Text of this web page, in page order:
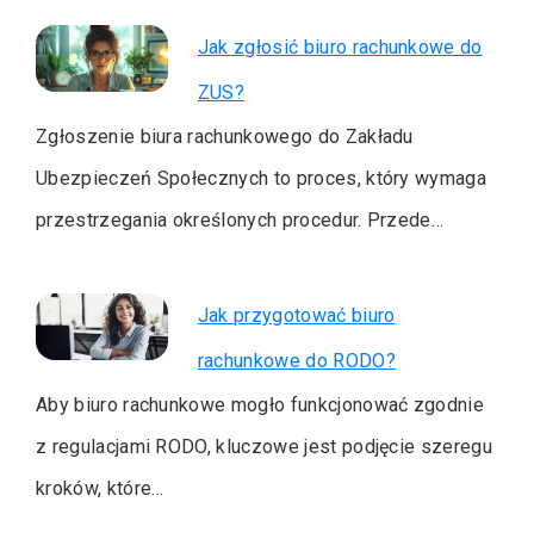
Jak zgłosić biuro rachunkowe do
ZUS?
Zgłoszenie biura rachunkowego do Zakładu
Ubezpieczeń Społecznych to proces, który wymaga
przestrzegania określonych procedur. Przede…
Jak przygotować biuro
rachunkowe do RODO?
Aby biuro rachunkowe mogło funkcjonować zgodnie
z regulacjami RODO, kluczowe jest podjęcie szeregu
kroków, które…